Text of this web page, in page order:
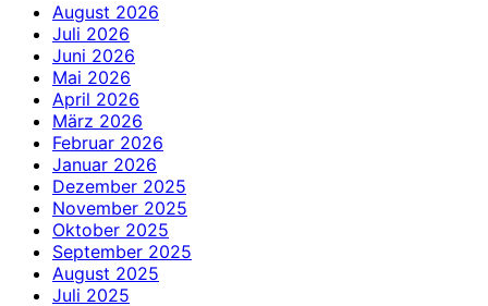
August 2026
Juli 2026
Juni 2026
Mai 2026
April 2026
März 2026
Februar 2026
Januar 2026
Dezember 2025
November 2025
Oktober 2025
September 2025
August 2025
Juli 2025